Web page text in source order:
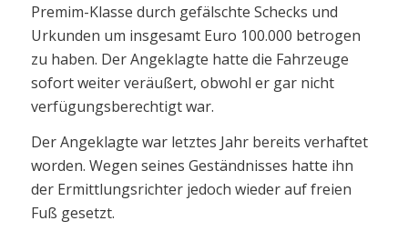
Premim-Klasse durch gefälschte Schecks und
Urkunden um insgesamt Euro 100.000 betrogen
zu haben. Der Angeklagte hatte die Fahrzeuge
sofort weiter veräußert, obwohl er gar nicht
verfügungsberechtigt war.
Der Angeklagte war letztes Jahr bereits verhaftet
worden. Wegen seines Geständnisses hatte ihn
der Ermittlungsrichter jedoch wieder auf freien
Fuß gesetzt.